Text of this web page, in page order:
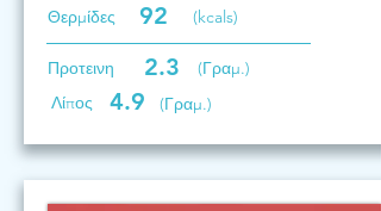
Θερμίδες 92 (kcals)
Προτεινη 2.3
(Γραμ.)
Λίπος
4.9 (Γραμ.)